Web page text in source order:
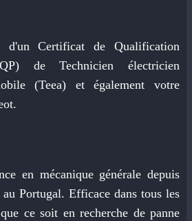
d'un Certificat de Qualification
de Technicien électricien
(Teea) et également votre
en mécanique générale depuis
Portugal. Efficace dans tous les
ce soit en recherche de panne